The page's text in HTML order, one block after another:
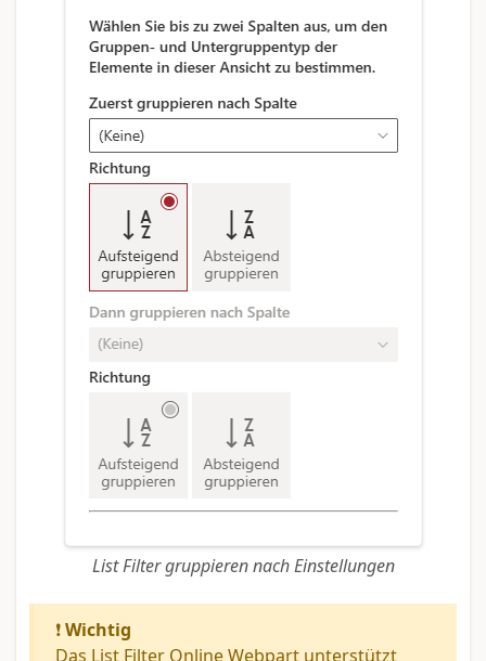
List Filter gruppieren nach Einstellungen
❗Wichtig
Das List Filter Online Webpart unterstützt